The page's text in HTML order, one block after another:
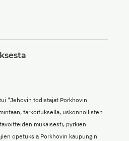
"Jehovin todistajat Porkhovin
tarkoituksella, uskonnollisten
mukaisesti, pyrkien
opetuksia Porkhovin kaupungin